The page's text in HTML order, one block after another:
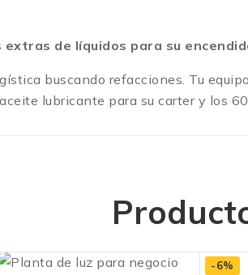
extras de líquidos para su
buscando refacciones. Tu
lubricante para su carter y los
-6%